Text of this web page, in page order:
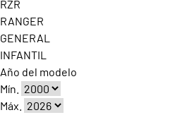
RZR
RANGER
GENERAL
INFANTIL
Año del modelo
Mín.
Máx.